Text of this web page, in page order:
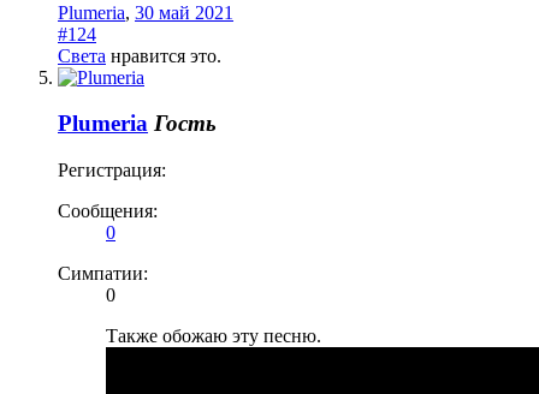
Plumeria, 30 май 2021
#124
Света нравится это.
Plumeria Гость
Регистрация:
Сообщения:
0
Симпатии:
0
Также обожаю эту песню.